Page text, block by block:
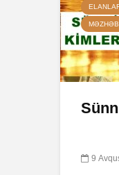
9